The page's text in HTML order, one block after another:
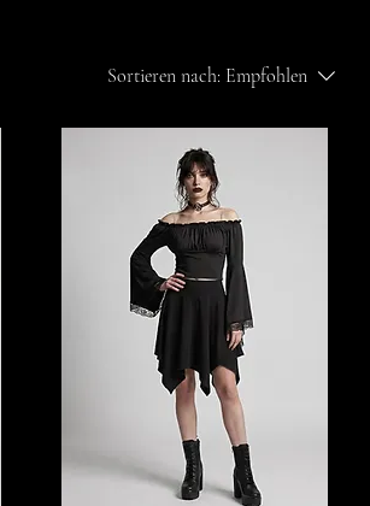
Sortieren nach: Empfohlen